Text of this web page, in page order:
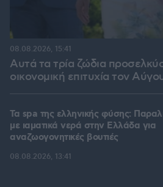
Αυτά τα τρία ζώδια
οικονομική επιτυχία τον
08.08.2026, 15:41
Τα spa της ελληνικής φύσης:
με ιαματικά νερά στην Ελλάδα για
αναζωογονητικές βουτιές
08.08.2026, 13:41